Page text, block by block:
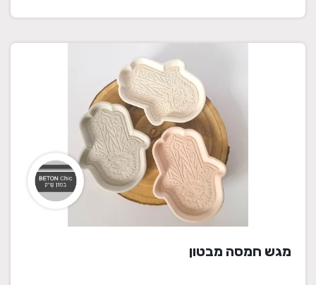
מגש חמסה מבטון